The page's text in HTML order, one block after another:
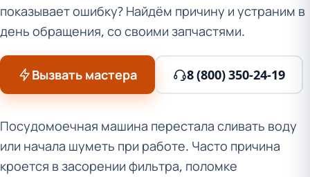
показывает ошибку? Найдём причину и устраним в
день обращения, со своими запчастями.
Вызвать мастера 8 (800) 350-24-19
Посудомоечная машина перестала сливать воду
или начала шуметь при работе. Часто причина
кроется в засорении фильтра, поломке